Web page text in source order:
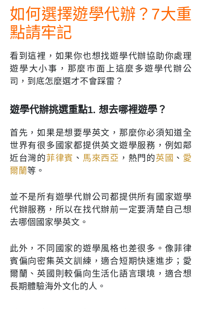
如何選擇遊學代辦？7大重
點請牢記
看到這裡，如果你也想找遊學代辦協助你處理
遊學大小事，那麼市面上這麼多遊學代辦公
司，到底怎麼選才不會踩雷？
遊學代辦挑選重點1. 想去哪裡遊學？
首先，如果是想要學英文，那麼你必須知道全
世界有很多國家都提供英文遊學服務，例如鄰
近台灣的菲律賓 、 馬來西亞 ，熱門的英國 、 愛
爾蘭等。
並不是所有遊學代辦公司都提供所有國家遊學
代辦服務，所以在找代辦前一定要清楚自己想
去哪個國家學英文。
此外，不同國家的遊學風格也差很多。像菲律
賓偏向密集英文訓練，適合短期快速進步；愛
爾蘭、英國則較偏向生活化語言環境，適合想
長期體驗海外文化的人。